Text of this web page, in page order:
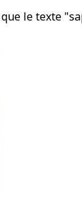
le texte